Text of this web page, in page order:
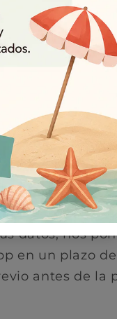
de alta
y
datos, nos
en un plazo
antes de la